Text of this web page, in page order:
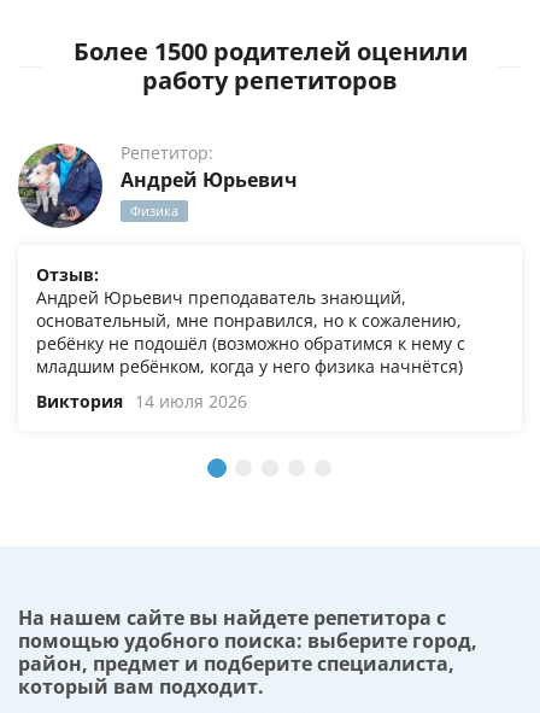
Более 1500 родителей оценили
работу репетиторов
Репетитор:
Андрей Юрьевич
Физика
Отзыв:
Андрей Юрьевич преподаватель знающий,
основательный, мне понравился, но к сожалению,
ребёнку не подошёл (возможно обратимся к нему с
младшим ребёнком, когда у него физика начнётся)
Виктория 14 июля 2026
На нашем сайте вы найдете репетитора с
помощью удобного поиска: выберите город,
район, предмет и подберите специалиста,
который вам подходит.